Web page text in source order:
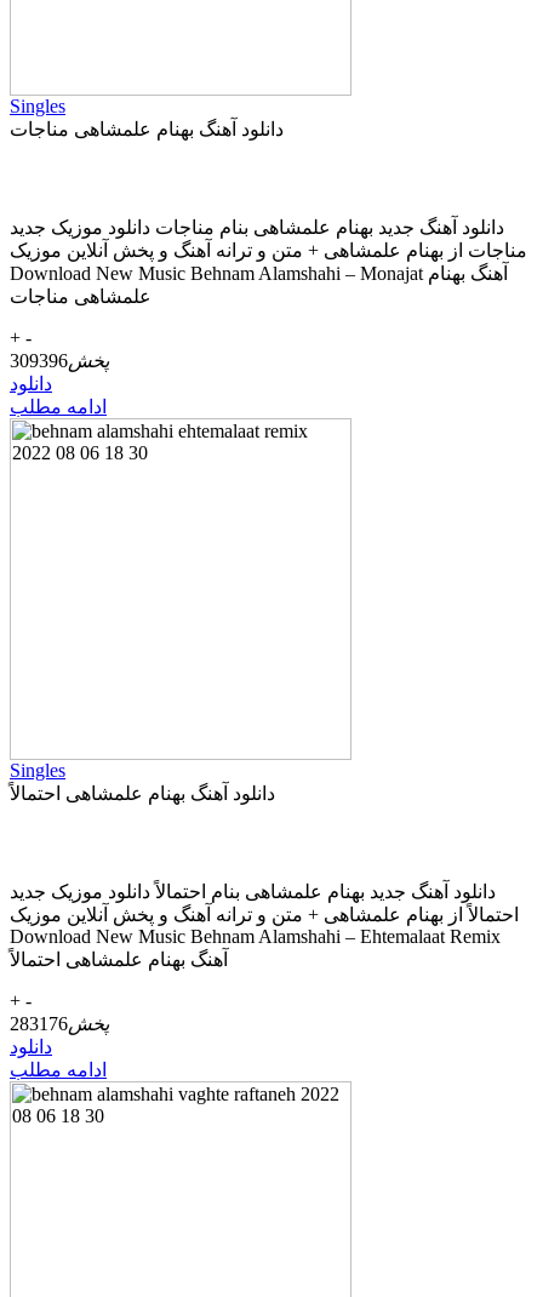
Singles
دانلود آهنگ بهنام علمشاهی مناجات
دانلود آهنگ جديد بهنام علمشاهی بنام مناجات دانلود موزیک جديد
مناجات از بهنام علمشاهی + متن و ترانه آهنگ و پخش آنلاين موزيک
Download New Music Behnam Alamshahi – Monajat آهنگ بهنام
علمشاهی مناجات
+ -
پخش309396
دانلود
ادامه مطلب
Singles
دانلود آهنگ بهنام علمشاهی احتمالاً
دانلود آهنگ جديد بهنام علمشاهی بنام احتمالاً دانلود موزیک جديد
احتمالاً از بهنام علمشاهی + متن و ترانه آهنگ و پخش آنلاين موزيک
Download New Music Behnam Alamshahi – Ehtemalaat Remix
آهنگ بهنام علمشاهی احتمالاً
+ -
پخش283176
دانلود
ادامه مطلب